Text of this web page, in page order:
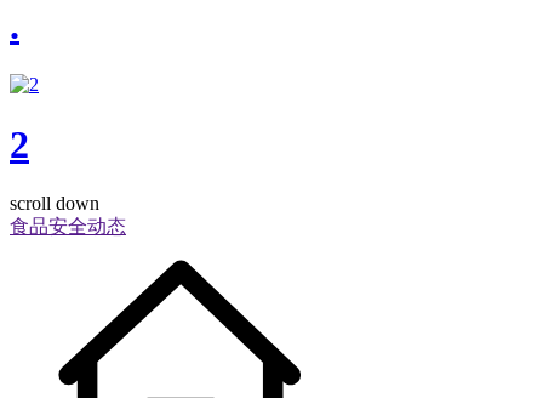
.
2
scroll down
食品安全动态